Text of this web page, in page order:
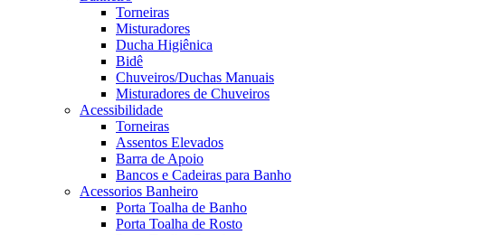
Torneiras
Misturadores
Ducha Higiênica
Bidê
Chuveiros/Duchas Manuais
Misturadores de Chuveiros
Acessibilidade
Torneiras
Assentos Elevados
Barra de Apoio
Bancos e Cadeiras para Banho
Acessorios Banheiro
Porta Toalha de Banho
Porta Toalha de Rosto